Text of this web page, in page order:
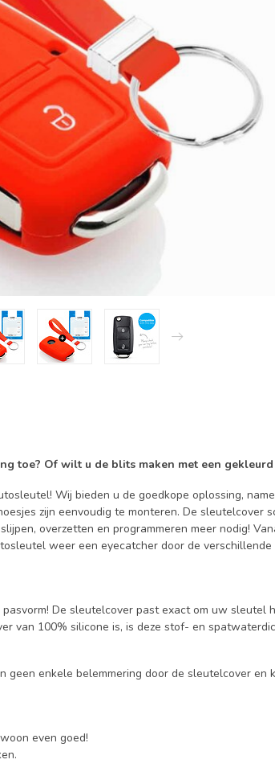
toe? Of wilt u de blits maken met een
Wij bieden u de goedkope oplossing,
zijn eenvoudig te monteren. De sleutelcover
overzetten en programmeren meer nodig!
weer een eyecatcher door de verschillende
De sleutelcover past exact om uw sleutel
van 100% silicone is, is deze stof- en
enkele belemmering door de sleutelcover en
even goed!